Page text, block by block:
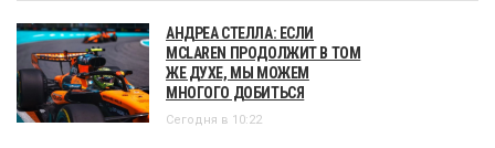
АНДРЕА СТЕЛЛА: ЕСЛИ
MCLAREN ПРОДОЛЖИТ В ТОМ
ЖЕ ДУХЕ, МЫ МОЖЕМ
МНОГОГО ДОБИТЬСЯ
Сегодня в 10:22